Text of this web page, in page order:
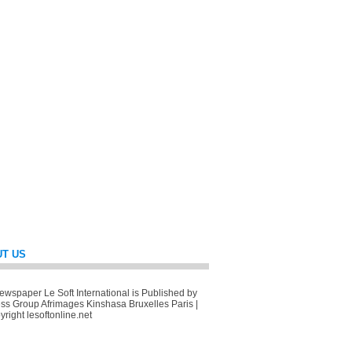
US
Le Soft International is Published by
Group Afrimages Kinshasa Bruxelles Paris |
lesoftonline.net